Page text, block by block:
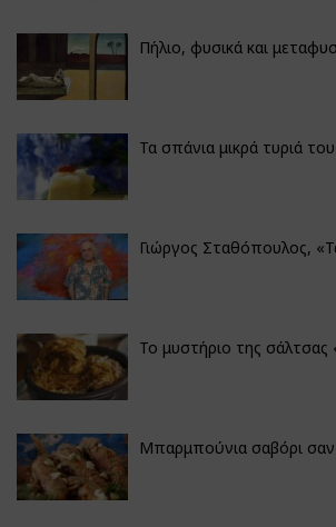
Πήλιο, φυσικά και
Τα σπάνια μικρά τυριά του
Γιώργος Σταθόπουλος,
Το μυστήριο της σάλτσας
Μπαρμπούνια σαβόρι σαν